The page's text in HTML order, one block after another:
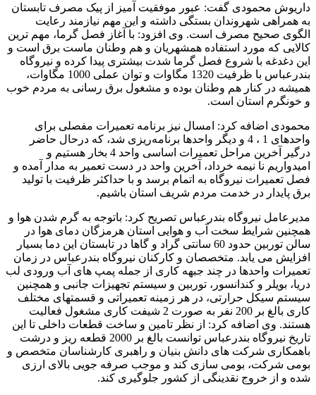
داریوش محمودی گفت: عبور موفقیت آمیز از پیک مصرف تابستان
به همراهی شهروندان بستگی داشته و این مهم نیازمند رعایت
الگوی صحیح مصرف است. وی افزود: با آغاز فصل گرما، مهم ترین
کالایی که مورد استفاده همشهریان و هم وطنان ماست برق است و
این دغدغه با شروع فصل گرما شدت بیشتری پیدا کرده و نیروگاه
بندرعباس با ظرفیت 1320 مگاوات و توان عملی 1000 مگاوات،
همیشه در کنار هم وطنان بوده و مشغول برق رسانی به مردم خوب
و خونگرم استان است.
محمودی اضافه کرد: امسال نیز برنامه تعمیرات مفصلی برای
واحدهای 1 ، 4 و دیگر واحدها برنامه‌ریزی شد، که درحال حاضر
درگیر آخرین مراحل تعمیرات اساسی واحد 4 بخار هستیم و
امیدواریم نا نیمه خرداد، آخرین واحد در دست تعمیر به مدار آمده و
فصل تعمیرات نیروگاه به اتمام برسد و با حداکثر ظرفیت با تولید
برق پایدار در خدمت مردم شریف استان باشیم.
مدیرعامل نیروگاه بندرعباس تصریح کرد: باتوجه به گرم شدن هوا و
همچنین شرایط سخت آب و هوایی استان هرمزگان دمای هوا در
سالن توربین حدود 60 سانتی گراد و گاها در تابستان این دما بسیار
افزایش می یابد. متخصصان و کارکنان نیروگاه بندرعباس در زمان
تعمیرات واحدها در چند جبهه کاری از جمله پمپ های آب ورودی لب
دریا، بویلر و کندانسور، توربین و سیستم تجهیزات جانبی و همچنین
سیستم سیکل حرارتی، در هر زمینه تعمیراتی و قسمتهای مختلف
کاری بالغ بر 200 نفر به صورت 2 شیفت کاری مشغول فعالیت
هستند. وی اضافه کرد: از نظر تامین و ساخت قطعات داخلی تا این
تاریخ نیروگاه بندرعباس توانست بالغ بر 2000 قطعه ریز و درشت
باهمکاری شرکت های دانش بنیان و راهبری کارشناسان متخصص و
بومی شرکت، بومی سازی کند و موجب صرفه جویی بالای ارزی
شده و از خروج نقدینگی از کشور جلوگیری کند.